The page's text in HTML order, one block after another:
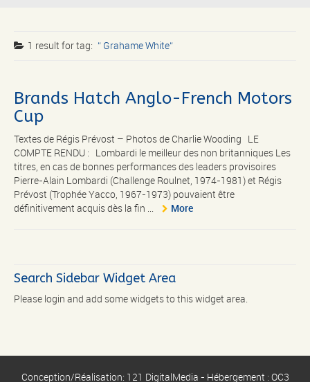
1 result fortag: Grahame White
Brands Hatch Anglo-French Motors
Cup
Textes de Régis Prévost – Photos de Charlie Wooding LE
COMPTE RENDU : Lombardi le meilleur des non britanniques Les
titres, en cas de bonnes performances des leaders provisoires
Pierre-Alain Lombardi (Challenge Roulnet, 1974-1981) et Régis
Prévost (Trophée Yacco, 1967-1973) pouvaient être
définitivement acquis dès la fin ...
More
Search Sidebar Widget Area
Please login and add some widgets to this widget area.
Conception/Réalisation: 121 DigitalMedia - Hébergement : OC3